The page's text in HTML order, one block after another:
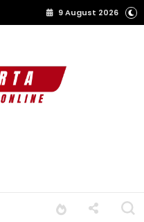
9 August 2026